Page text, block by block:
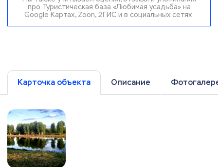
про Туристическая база «Любимая усадьба» на
Google Картах, Zoon, 2ГИС и в социальных сетях.
Карточка объекта Описание